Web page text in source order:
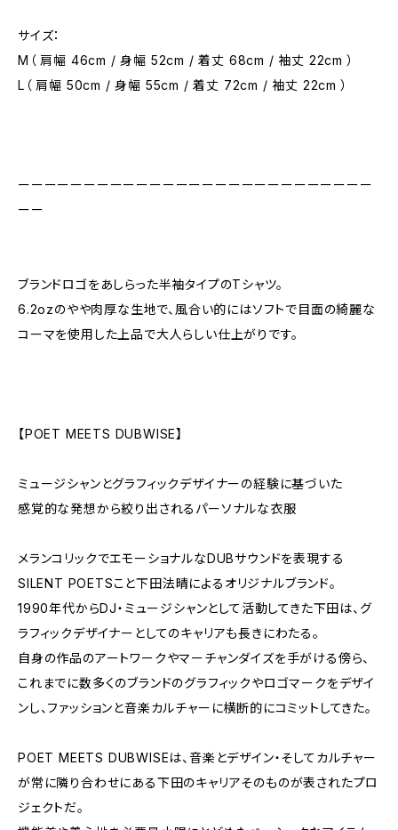
サイズ：
M（ 肩幅 46cm / 身幅 52cm / 着丈 68cm / 袖丈 22cm ）
L（ 肩幅 50cm / 身幅 55cm / 着丈 72cm / 袖丈 22cm ）
ーーーーーーーーーーーーーーーーーーーーーーーーーーー
ーー
ブランドロゴをあしらった半袖タイプのTシャツ。
6.2ozのやや肉厚な生地で、風合い的にはソフトで目面の綺麗な
コーマを使用した上品で大人らしい仕上がりです。
【POET MEETS DUBWISE】
ミュージシャンとグラフィックデザイナーの経験に基づいた
感覚的な発想から絞り出されるパーソナルな衣服
メランコリックでエモーショナルなDUBサウンドを表現する
SILENT POETSこと下田法晴によるオリジナルブランド。
1990年代からDJ・ミュージシャンとして活動してきた下田は、グ
ラフィックデザイナーとしてのキャリアも長きにわたる。
自身の作品のアートワークやマーチャンダイズを手がける傍ら、
これまでに数多くのブランドのグラフィックやロゴマークをデザイ
ンし、ファッションと音楽カルチャーに横断的にコミットしてきた。
POET MEETS DUBWISEは、音楽とデザイン・そしてカルチャー
が常に隣り合わせにある下田のキャリアそのものが表されたプロ
ジェクトだ。